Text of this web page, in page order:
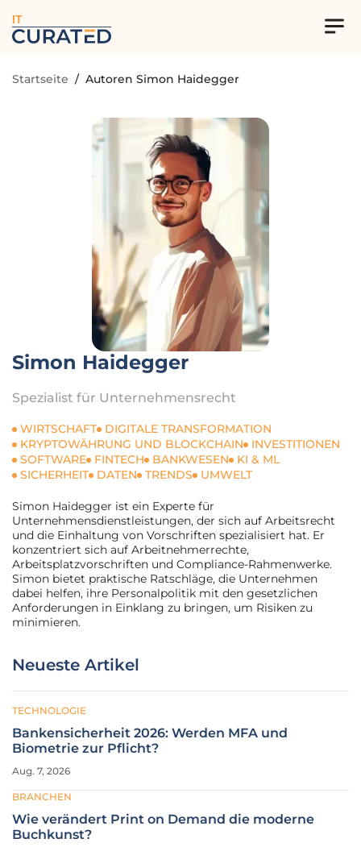
IT
Startseite / Autoren Simon Haidegger
Simon Haidegger
Spezialist für Unternehmensrecht
WIRTSCHAFT
DIGITALE TRANSFORMATION
KRYPTOWÄHRUNG UND BLOCKCHAIN
INVESTITIONEN
SOFTWARE
FINTECH BANKWESEN
KI & ML
SICHERHEIT
DATEN TRENDS UMWELT
Simon Haidegger ist ein Experte für
Unternehmensdienstleistungen, der sich auf Arbeitsrecht
und die Einhaltung von Vorschriften spezialisiert hat. Er
konzentriert sich auf Arbeitnehmerrechte,
Arbeitsplatzvorschriften und Compliance-Rahmenwerke.
Simon bietet praktische Ratschläge, die Unternehmen
dabei helfen, ihre Personalpolitik mit den gesetzlichen
Anforderungen in Einklang zu bringen, um Risiken zu
minimieren.
Neueste Artikel
TECHNOLOGIE
Bankensicherheit 2026: Werden MFA und
Biometrie zur Pflicht?
Aug. 7, 2026
BRANCHEN
Wie verändert Print on Demand die moderne
Buchkunst?